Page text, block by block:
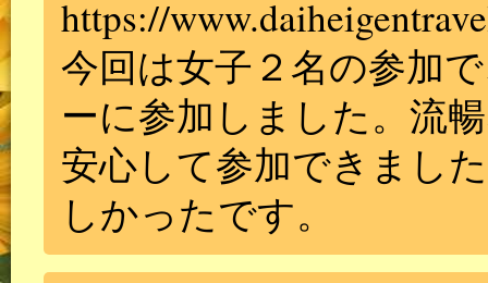
https://
今回は女子２名の参加
ーに参加しました。流
安心して参加できまし
しかったです。